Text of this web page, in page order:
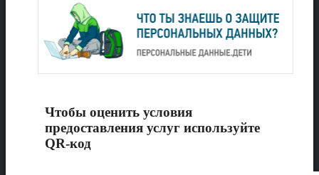
Чтобы оценить условия
предоставления услуг используйте
QR-код